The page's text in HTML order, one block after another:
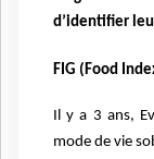
d’identifier
FIG (Food
Il y a 3 ans,
mode de vie